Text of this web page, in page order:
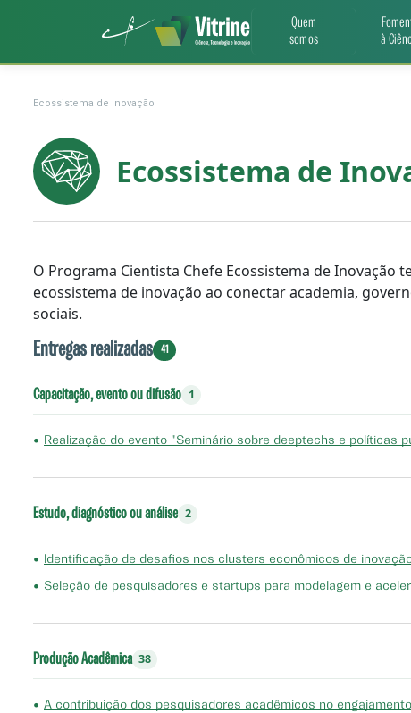
Quem
somos
à
Ecossistema de Inovação
Ecossistema de
O Programa Cientista Chefe Ecossistema de Inovação
ecossistema de inovação ao conectar academia,
sociais.
Entregas realizadas 41
Capacitação, evento ou difusão 1
• Realização do evento "Seminário sobre deeptechs e políticas
Estudo, diagnóstico ou análise 2
• Identificação de desafios nos clusters econômicos de
• Seleção de pesquisadores e startups para modelagem e
Produção Acadêmica 38
• A contribuição dos pesquisadores acadêmicos no